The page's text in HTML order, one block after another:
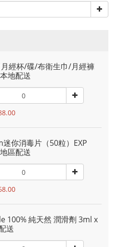
經杯/碟/布衛生巾/月經褲
地配送
迷你消毒片（50粒）EXP
區配送
100% 純天然 潤滑劑 3ml x
送